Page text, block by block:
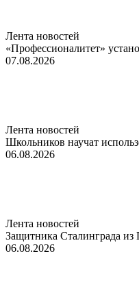
Лента новостей
«Профессионалитет»
07.08.2026
Лента новостей
Школьников научат
06.08.2026
Лента новостей
Защитника Сталинграда из
06.08.2026